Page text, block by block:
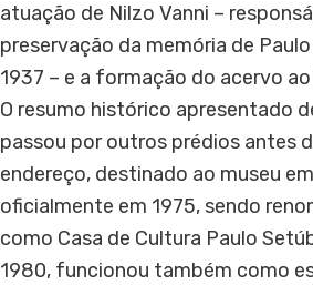
atuação de Nilzo Vanni –
preservação da memória de
1937 – e a formação do acervo
O resumo histórico apresentado
passou por outros prédios antes
endereço, destinado ao museu
oficialmente em 1975, sendo
como Casa de Cultura Paulo
1980, funcionou também como